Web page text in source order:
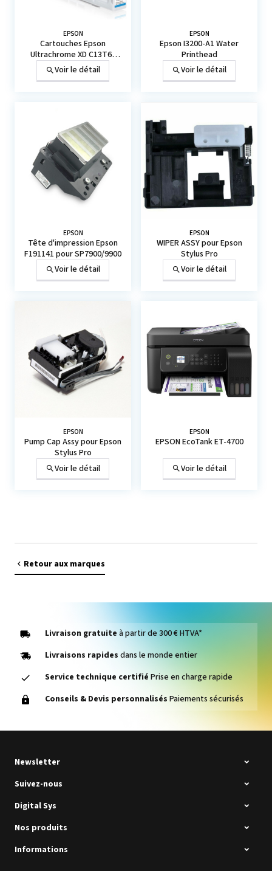
EPSON
Cartouches Epson
Ultrachrome XD C13T69
(110/350/700 ml)
Voir le détail
EPSON
Epson I3200-A1 Water
Printhead
Voir le détail
EPSON
Tête d'impression Epson
F191141 pour SP7900/9900
Voir le détail
EPSON
WIPER ASSY pour Epson
Stylus Pro
Voir le détail
EPSON
Pump Cap Assy pour Epson
Stylus Pro
Voir le détail
EPSON
EPSON EcoTank ET-4700
Voir le détail
Retour aux marques
Livraison gratuite à partir de 300 € HTVA*
Livraisons rapides dans le monde entier
Service technique certifié Prise en charge rapide
Conseils & Devis personnalisés Paiements sécurisés
Newsletter
Suivez-nous
Digital Sys
Nos produits
Informations